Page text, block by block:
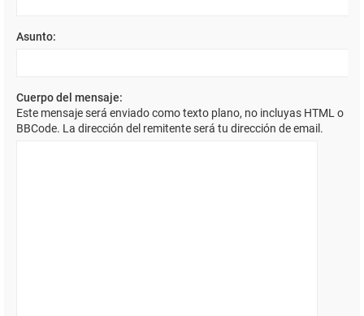
Asunto:
Cuerpo del mensaje:
Este mensaje será enviado como texto plano, no incluyas HTML o
BBCode. La dirección del remitente será tu dirección de email.